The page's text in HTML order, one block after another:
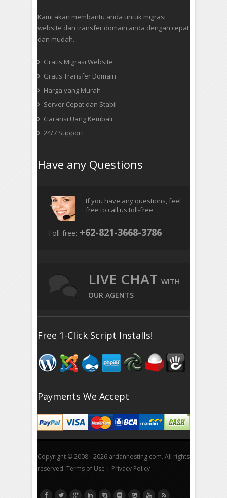
Kami akan membantu anda untuk migrasi
website dan transfer domain anda dengan cepat
dan mudah.
Gratis Migrasi Website
Gratis Transfer Domain
Harga yang Murah
Server Cepat dan Stabil
Garansi Uang Kembali
24/7 Support
Have any Questions
If you have any questions, feel
free to call us toll-free
Toll-free: +62-821-3668-3786
LIVE CHAT WITH
OUR AGENTS
Free 1-Click Script Installs!
Payments We Accept
Copyright © 2008 - 2026 ardanhosting.com. All rights
reserved. Terms of Use | Privacy Policy